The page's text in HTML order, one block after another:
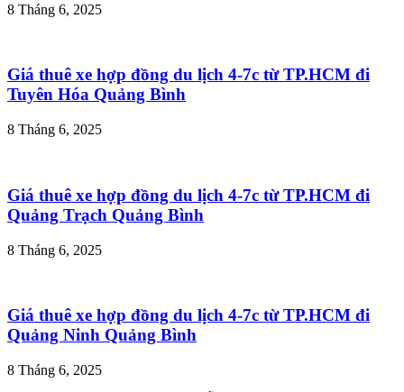
8 Tháng 6, 2025
Giá thuê xe hợp đồng du lịch 4-7c từ TP.HCM đi
Tuyên Hóa Quảng Bình
8 Tháng 6, 2025
Giá thuê xe hợp đồng du lịch 4-7c từ TP.HCM đi
Quảng Trạch Quảng Bình
8 Tháng 6, 2025
Giá thuê xe hợp đồng du lịch 4-7c từ TP.HCM đi
Quảng Ninh Quảng Bình
8 Tháng 6, 2025